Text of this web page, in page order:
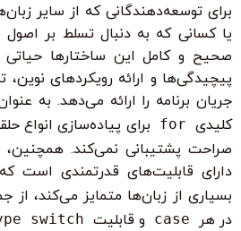
پیچیدگی‌ها و ارائه رویکردهای نوین،
کلیدی for برای پیاده‌سازی انواع
صراحت پشتیبانی نمی‌کند. همچنین،
دارای قابلیت‌های قدرتمندی است
بسیاری از زبان‌ها متمایز می‌کند، از
در هر case و قابلیت switch